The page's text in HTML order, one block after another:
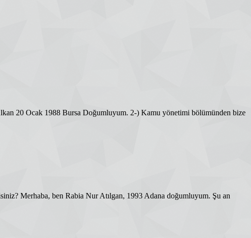
20 Ocak 1988 Bursa Doğumluyum. 2-) Kamu yönetimi bölümünden bize
­Merhaba, ben Rabia Nur Atılgan, 1993 Adana doğumluyum. Şu an